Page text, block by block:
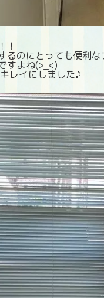
！
るのにとっても便利
すよね(>_<)
レイにしました♪